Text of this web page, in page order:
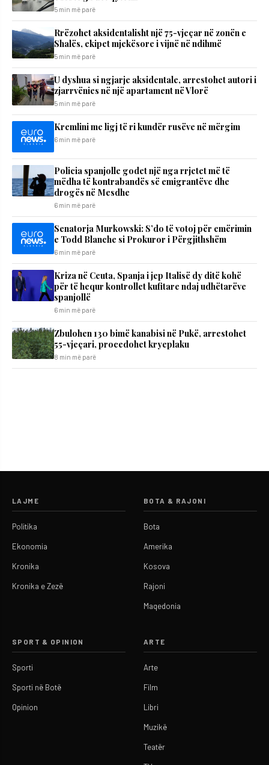
5 min më parë
Rrëzohet aksidentalisht një 75-vjeçar në zonën e
Shalës, ekipet mjekësore i vijnë në ndihmë
5 min më parë
U dyshua si ngjarje aksidentale, arrestohet autori i
zjarrvënies në një apartament në Vlorë
5 min më parë
Kremlini me ligj të ri kundër rusëve në mërgim
6 min më parë
Policia spanjolle godet një nga rrjetet më të
mëdha të kontrabandës së emigrantëve dhe
drogës në Mesdhe
6 min më parë
Senatorja Murkowski: S’do të votoj për emërimin
e Todd Blanche si Prokuror i Përgjithshëm
6 min më parë
Kriza në Ceuta, Spanja i jep Italisë dy ditë kohë
për të hequr kontrollet kufitare ndaj udhëtarëve
spanjollë
6 min më parë
Zbulohen 130 bimë kanabisi në Pukë, arrestohet
55-vjeçari, procedohet kryeplaku
8 min më parë
LAJME
Politika
Ekonomia
Kronika
Kronika e Zezë
BOTA & RAJONI
Bota
Amerika
Kosova
Rajoni
Maqedonia
SPORT & OPINION
Sporti
Sporti në Botë
Opinion
ARTE
Arte
Film
Libri
Muzikë
Teatër